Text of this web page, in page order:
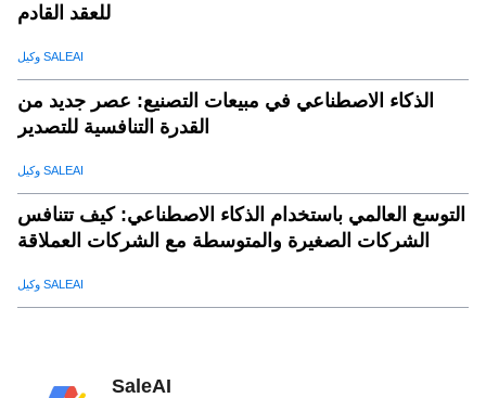
للعقد القادم
وكيل SALEAI
الذكاء الاصطناعي في مبيعات التصنيع: عصر جديد من
القدرة التنافسية للتصدير
وكيل SALEAI
التوسع العالمي باستخدام الذكاء الاصطناعي: كيف تتنافس
الشركات الصغيرة والمتوسطة مع الشركات العملاقة
وكيل SALEAI
SaleAI